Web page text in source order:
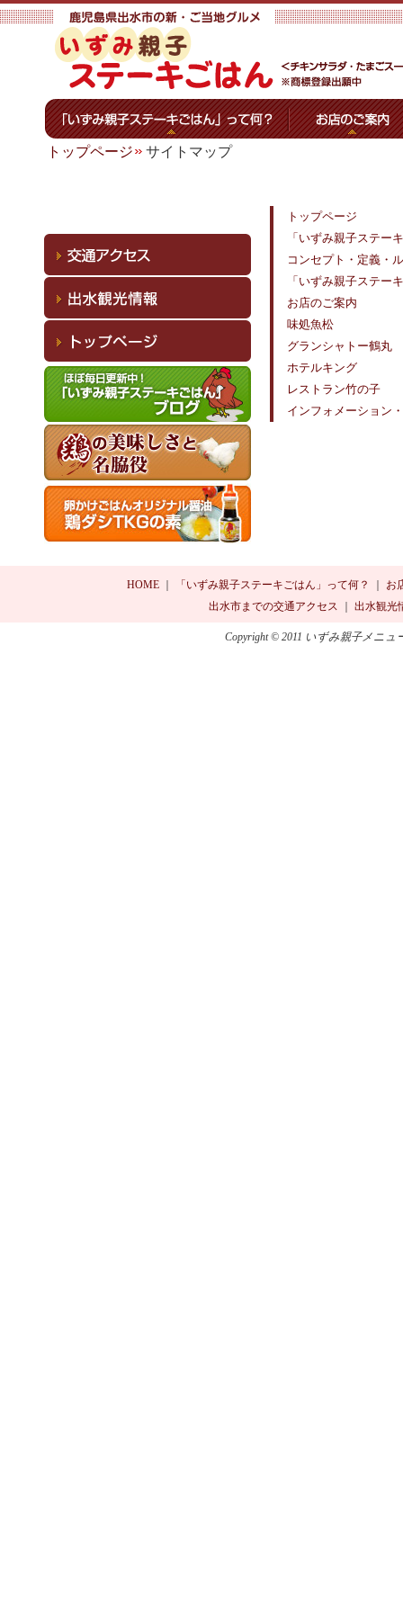
トップページ サイトマップ
トップページ
「いずみ親子ステー
コンセプト・定義・
「いずみ親子ステー
お店のご案内
味処魚松
グランシャトー鶴丸
ホテルキング
レストラン竹の子
インフォメーション
HOME｜ 「いずみ親子ステーキごはん」って何？
お
出水市までの交通アクセス
出水観光
Copyright © 2011 いずみ親子メニュ